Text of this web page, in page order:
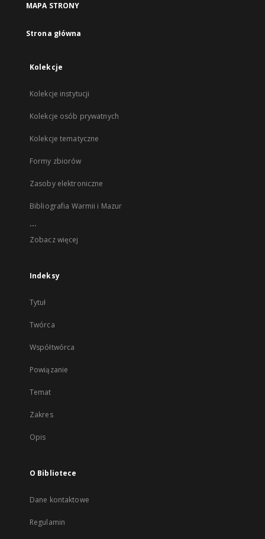
MAPA STRONY
Strona główna
Kolekcje
Kolekcje instytucji
Kolekcje osób prywatnych
Kolekcje tematyczne
Formy zbiorów
Zasoby elektroniczne
Bibliografia Warmii i Mazur
...
Zobacz więcej
Indeksy
Tytuł
Twórca
Współtwórca
Powiązanie
Temat
Zakres
Opis
O Bibliotece
Dane kontaktowe
Regulamin